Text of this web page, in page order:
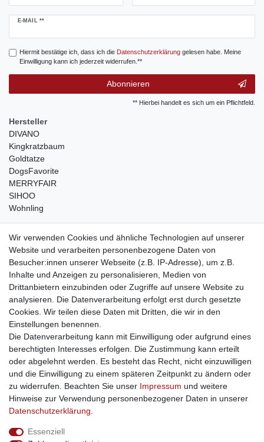
E-MAIL **
Newsletter
Hiermit bestätige ich, dass ich die Daten­schutz­erklärunggelesen habe. Meine
Einwilligung kann ich jederzeit widerrufen.**
Abonnieren
** Hierbei handelt es sich um ein Pflichtfeld.
Hersteller
DIVANO
Kingkratzbaum
Goldtatze
DogsFavorite
MERRYFAIR
SIHOO
Wohnling
weitere Shops
traumlampen- Lampen und Kronleuchter
kinderwagencenter- Exklusive und günstige Kinderwagen
gastrogeraete24- alles für Gastronomie und Imbiss
soziale Medien
Facebook
sicher einkaufen
Sichere Bestellung und Zahlung via SSL Verschlüsselung
Wir verwenden Cookies und ähnliche Technologien auf unserer
Website und verarbeiten personenbezogene Daten von
Besucher:innen unserer Webseite (z.B. IP-Adresse), um z.B.
Inhalte und Anzeigen zu personalisieren, Medien von
Drittanbietern einzubinden oder Zugriffe auf unsere Website zu
analysieren. Die Datenverarbeitung erfolgt erst durch gesetzte
Cookies. Wir teilen diese Daten mit Dritten, die wir in den
Einstellungen benennen.
Die Datenverarbeitung kann mit Einwilligung oder aufgrund eines
berechtigten Interesses erfolgen. Die Zustimmung kann erteilt
oder abgelehnt werden. Es besteht das Recht, nicht einzuwilligen
und die Einwilligung zu einem späteren Zeitpunkt zu ändern oder
zu widerrufen. Beachten Sie unser Impressum und weitere
Hinweise zur Verwendung personenbezogener Daten in unserer
Daten­schutz­erklärung
Essenziell